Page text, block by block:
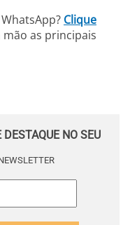
Clique
as principais
NO SEU